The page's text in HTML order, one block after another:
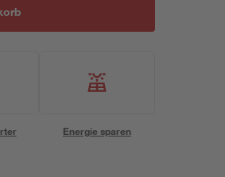
Energie sparen